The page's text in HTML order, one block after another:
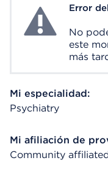
System Error
Error
No
este
más
Mi especialidad:
Psychiatry
Mi afiliación de
Community